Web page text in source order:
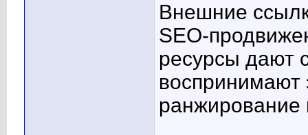
Внешние
SEO-
ресурсы дают
воспринимают
ранжирование